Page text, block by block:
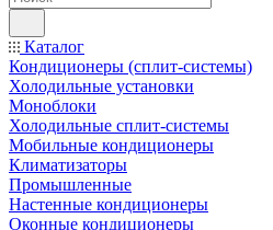
Каталог
Кондиционеры (сплит-системы)
Холодильные установки
Моноблоки
Холодильные сплит-системы
Мобильные кондиционеры
Климатизаторы
Промышленные
Настенные кондиционеры
Оконные кондиционеры